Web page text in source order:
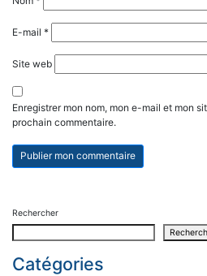
E-mail *
Site web
Enregistrer mon nom, mon e-mail et mon
prochain commentaire.
Rechercher
Catégories